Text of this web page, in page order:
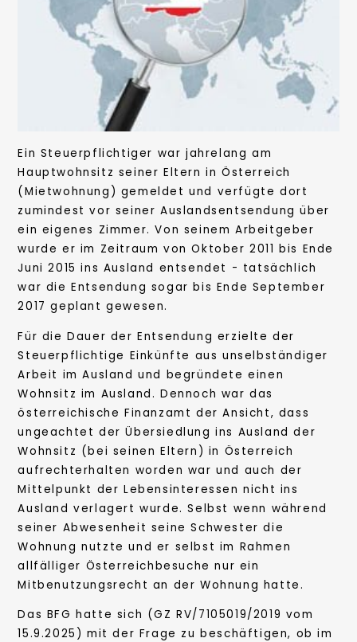
Ein Steuerpflichtiger war jahrelang am
Hauptwohnsitz seiner Eltern in Österreich
(Mietwohnung) gemeldet und verfügte dort
zumindest vor seiner Auslandsentsendung über
ein eigenes Zimmer. Von seinem Arbeitgeber
wurde er im Zeitraum von Oktober 2011 bis Ende
Juni 2015 ins Ausland entsendet - tatsächlich
war die Entsendung sogar bis Ende September
2017 geplant gewesen.
Für die Dauer der Entsendung erzielte der
Steuerpflichtige Einkünfte aus unselbständiger
Arbeit im Ausland und begründete einen
Wohnsitz im Ausland. Dennoch war das
österreichische Finanzamt der Ansicht, dass
ungeachtet der Übersiedlung ins Ausland der
Wohnsitz (bei seinen Eltern) in Österreich
aufrechterhalten worden war und auch der
Mittelpunkt der Lebensinteressen nicht ins
Ausland verlagert wurde. Selbst wenn während
seiner Abwesenheit seine Schwester die
Wohnung nutzte und er selbst im Rahmen
allfälliger Österreichbesuche nur ein
Mitbenutzungsrecht an der Wohnung hatte.
Das BFG hatte sich (GZ RV/7105019/2019 vom
15.9.2025) mit der Frage zu beschäftigen, ob im